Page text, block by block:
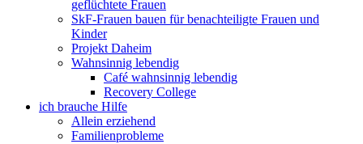
geflüchtete Frauen
SkF-Frauen bauen für benachteiligte Frauen und
Kinder
Projekt Daheim
Wahnsinnig lebendig
Café wahnsinnig lebendig
Recovery College
ich brauche Hilfe
Allein erziehend
Familienprobleme